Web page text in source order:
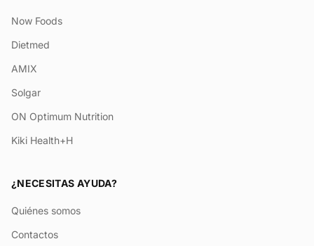
Now Foods
Dietmed
AMIX
Solgar
ON Optimum Nutrition
Kiki Health+H
¿NECESITAS AYUDA?
Quiénes somos
Contactos